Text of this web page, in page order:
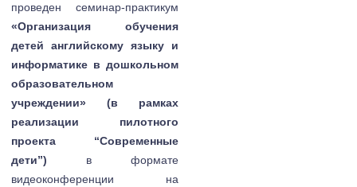
проведен семинар-практикум
«Организация обучения
детей английскому языку и
информатике в дошкольном
образовательном
учреждении» (в рамках
реализации пилотного
проекта “Современные
дети”) в формате
видеоконференции на